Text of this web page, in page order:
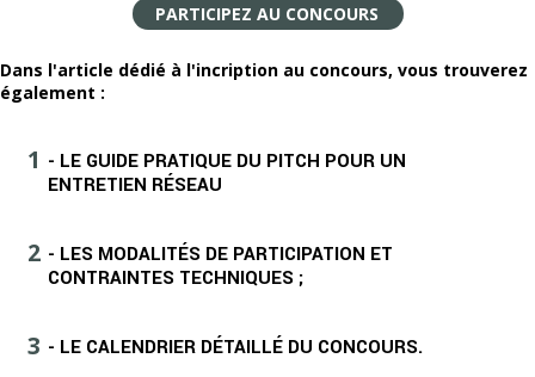
PARTICIPEZ AU CONCOURS
Dans l'article dédié à l'incription au concours, vous trouverez
également :
- LE GUIDE PRATIQUE DU PITCH POUR UN
ENTRETIEN RÉSEAU
- LES MODALITÉS DE PARTICIPATION ET
CONTRAINTES TECHNIQUES ;
- LE CALENDRIER DÉTAILLÉ DU CONCOURS.